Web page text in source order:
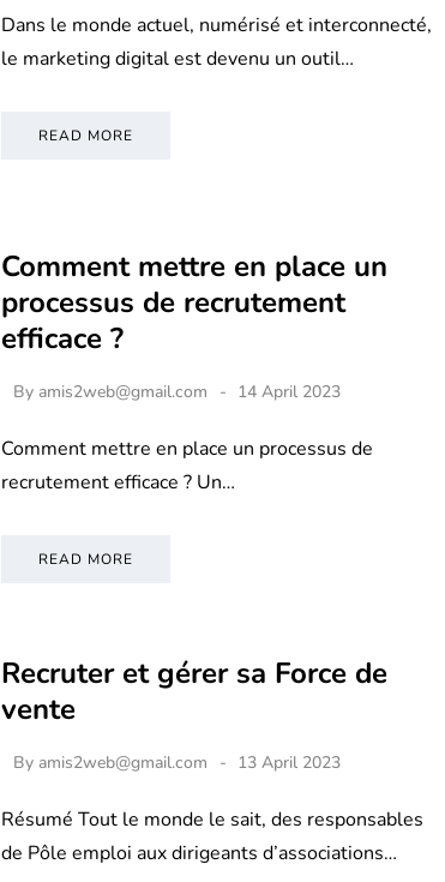
Dans le monde actuel, numérisé et interconnecté,
le marketing digital est devenu un outil…
READ MORE
Comment mettre en place un
processus de recrutement
efficace ?
By amis2web@gmail.com 14 April 2023
Comment mettre en place un processus de
recrutement efficace ? Un…
READ MORE
Recruter et gérer sa Force de
vente
By amis2web@gmail.com 13 April 2023
Résumé Tout le monde le sait, des responsables
de Pôle emploi aux dirigeants d’associations…